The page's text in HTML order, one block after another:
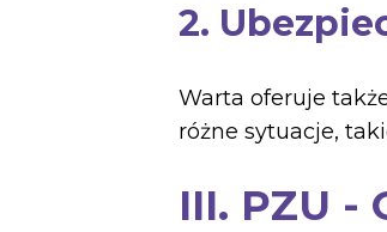
2.
Warta oferuje
różne sytuacje,
III. PZU -